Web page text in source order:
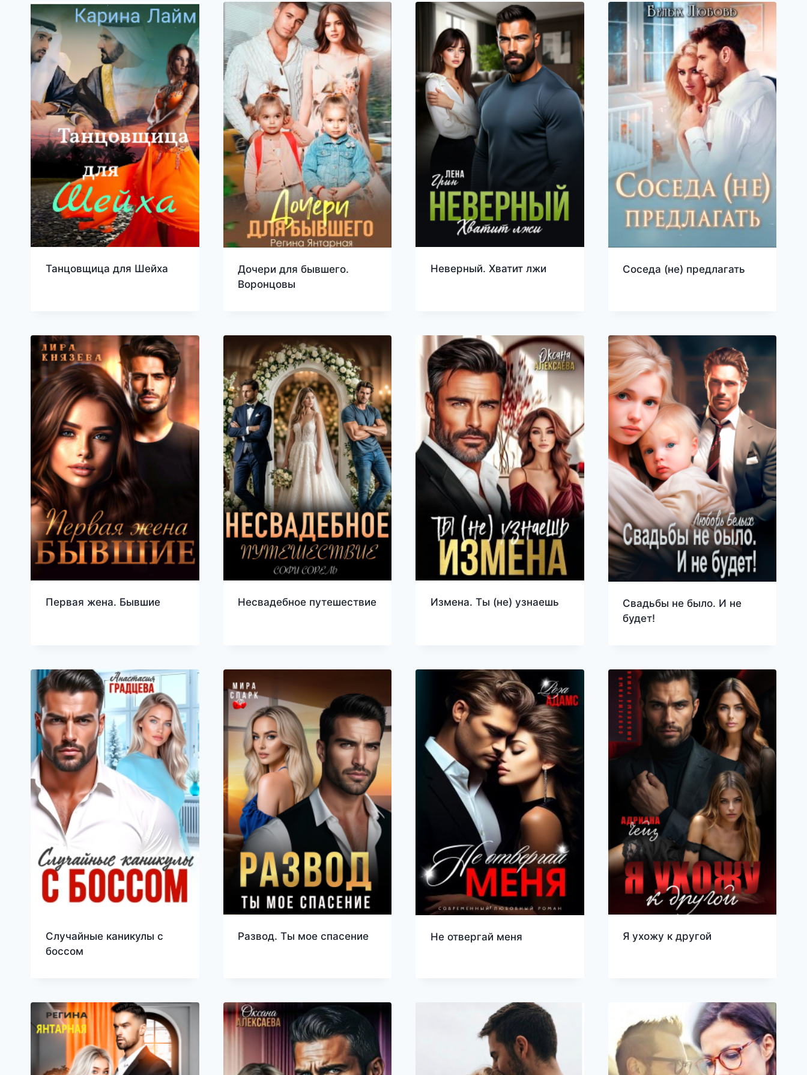
Танцовщица для Шейха
Дочери для бывшего.
Воронцовы
Неверный. Хватит лжи Соседа (не) предлагать
Первая жена. Бывшие Несвадебное путешествие Измена. Ты (не) узнаешь
Свадьбы не было. И не
будет!
Случайные каникулы с
боссом
Развод. Ты мое спасение Не отвергай меня Я ухожу к другой